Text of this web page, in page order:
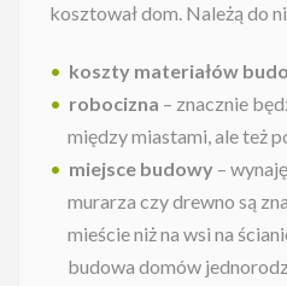
kosztował dom. Należą do
koszty materiałów
robocizna – znacznie
między miastami, ale też
miejsce budowy –
murarza czy drewno są
mieście niż na wsi na
budowa domów